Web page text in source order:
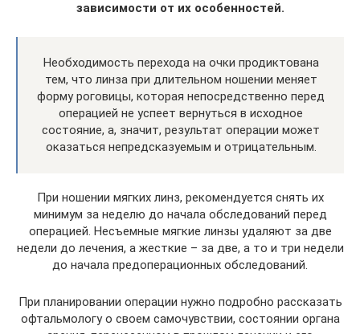
зависимости от их особенностей.
Необходимость перехода на очки продиктована
тем, что линза при длительном ношении меняет
форму роговицы, которая непосредственно перед
операцией не успеет вернуться в исходное
состояние, а, значит, результат операции может
оказаться непредсказуемым и отрицательным.
При ношении мягких линз, рекомендуется снять их
минимум за неделю до начала обследований перед
операцией. Несъемные мягкие линзы удаляют за две
недели до лечения, а жесткие – за две, а то и три недели
до начала предоперационных обследований.
При планировании операции нужно подробно рассказать
офтальмологу о своем самочувствии, состоянии органа